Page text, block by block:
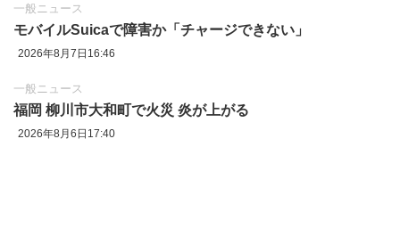
一般ニュース
モバイルSuicaで障害か「チャージできない」
2026年8月7日16:46
一般ニュース
福岡 柳川市大和町で火災 炎が上がる
2026年8月6日17:40